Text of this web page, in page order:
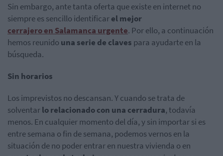
Sin embargo, ante tanta oferta que existe en internet no
siempre es sencillo identificarel mejor
cerrajero en Salamanca urgente. Por ello, a continuación
hemos reunido una serie de claves para ayudarte en la
búsqueda.
Sin horarios
Los imprevistos no descansan. Y cuando se trata de
solventarlo relacionado con una cerradura, todavía
menos. En cualquier momento del día, y sin importar si es
entre semana o fin de semana, podemos vernos en la
situación de no poder entrar en nuestra vivienda o en